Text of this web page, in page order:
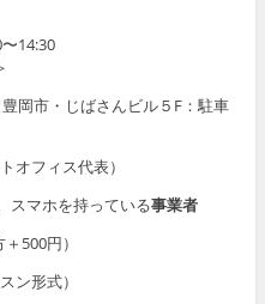
＞
岡市・じばさんビル５F：駐車
オフィス代表）
スマホを持っている事業者
500円）
形式）